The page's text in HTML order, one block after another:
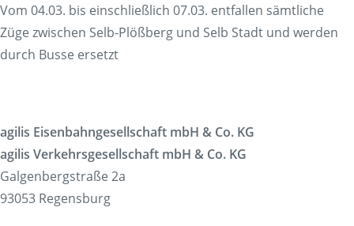
Vom 04.03. bis einschließlich 07.03. entfallen sämtliche
Züge zwischen Selb-Plößberg und Selb Stadt und werden
durch Busse ersetzt
agilis Eisenbahngesellschaft mbH & Co. KG
agilis Verkehrsgesellschaft mbH & Co. KG
Galgenbergstraße 2a
93053 Regensburg